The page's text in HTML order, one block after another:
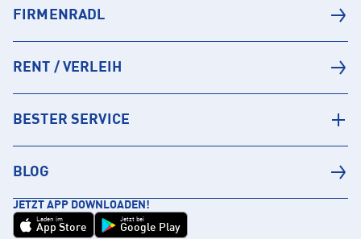
FIRMENRADL
RENT / VERLEIH
BESTER SERVICE
BLOG
JETZT APP DOWNLOADEN!
Laden im
App Store
Jetzt bei
Google Play